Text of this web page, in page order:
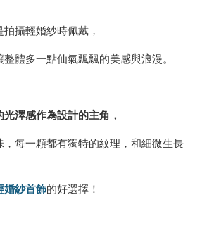
攝輕婚紗時佩戴，
體多一點仙氣飄飄的美感與浪漫。
澤感作為設計的主角，
每一顆都有獨特的紋理，和細微生長
婚紗首飾的好選擇！